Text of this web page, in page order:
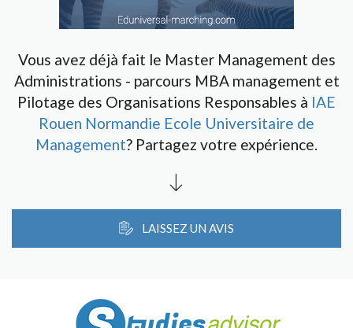
Vous avez déjà fait le Master Management des
Administrations - parcours MBA management et
Pilotage des Organisations Responsables à IAE
Rouen Normandie Ecole Universitaire de
Management? Partagez votre expérience.
LAISSEZ UN AVIS